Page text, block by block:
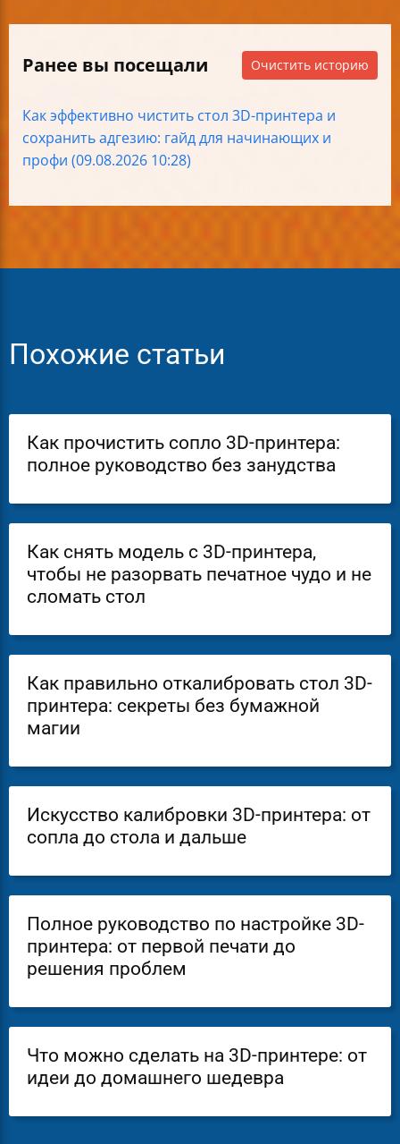
Ранее вы посещали Очистить историю
Как эффективно чистить стол 3D-принтера и
сохранить адгезию: гайд для начинающих и
профи (09.08.2026 10:28)
Похожие статьи
Как прочистить сопло 3D-принтера:
полное руководство без занудства
Как снять модель с 3D-принтера,
чтобы не разорвать печатное чудо и не
сломать стол
Как правильно откалибровать стол 3D-
принтера: секреты без бумажной
магии
Искусство калибровки 3D-принтера: от
сопла до стола и дальше
Полное руководство по настройке 3D-
принтера: от первой печати до
решения проблем
Что можно сделать на 3D-принтере: от
идеи до домашнего шедевра